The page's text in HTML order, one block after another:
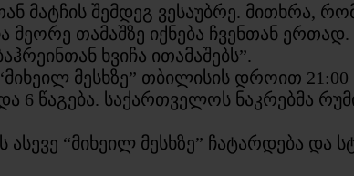
მატჩის შემდეგ ვესაუბრე. მითხრა,
მეორე თამაშზე იქნება ჩვენთან
ხვიჩა ითამაშებს”.
მესხზე” თბილისის დროით 21:00
6 წაგება. საქართველოს ნაკრებმა
“მიხეილ მესხზე” ჩატარდება და